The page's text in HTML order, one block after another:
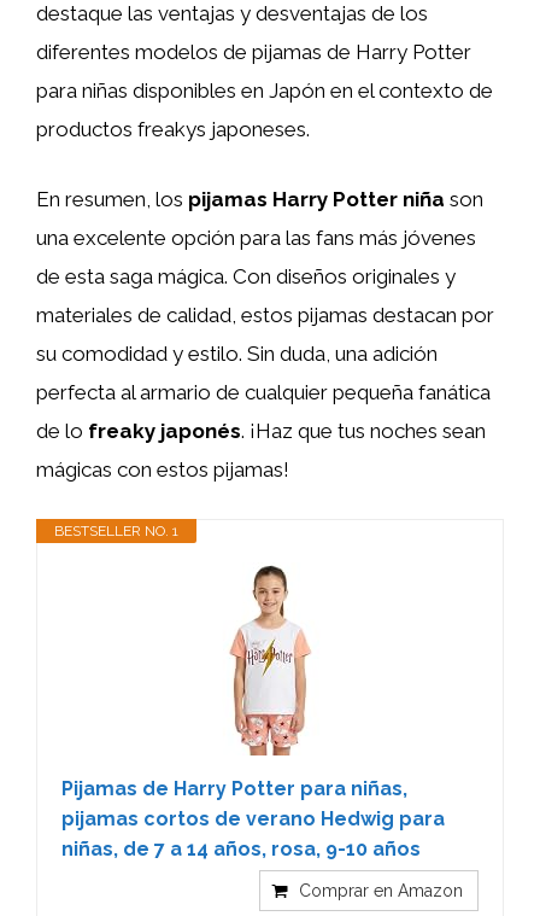
destaque las ventajas y desventajas de los
diferentes modelos de pijamas de Harry Potter
para niñas disponibles en Japón en el contexto de
productos freakys japoneses.
En resumen, los pijamas Harry Potter niña son
una excelente opción para las fans más jóvenes
de esta saga mágica. Con diseños originales y
materiales de calidad, estos pijamas destacan por
su comodidad y estilo. Sin duda, una adición
perfecta al armario de cualquier pequeña fanática
de lo freaky japonés. ¡Haz que tus noches sean
mágicas con estos pijamas!
BESTSELLER NO. 1
Pijamas de Harry Potter para niñas,
pijamas cortos de verano Hedwig para
niñas, de 7 a 14 años, rosa, 9-10 años
Comprar en Amazon